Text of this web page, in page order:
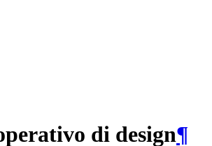
di design¶